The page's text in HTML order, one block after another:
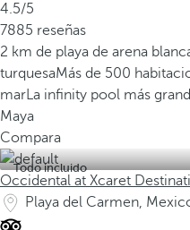
4.5/5
7885 reseñas
2 km de playa de arena
turquesaMás de 500
marLa infinity pool más
Maya
Compara
Todo incluido
Occidental at Xcaret
Playa del Carmen,